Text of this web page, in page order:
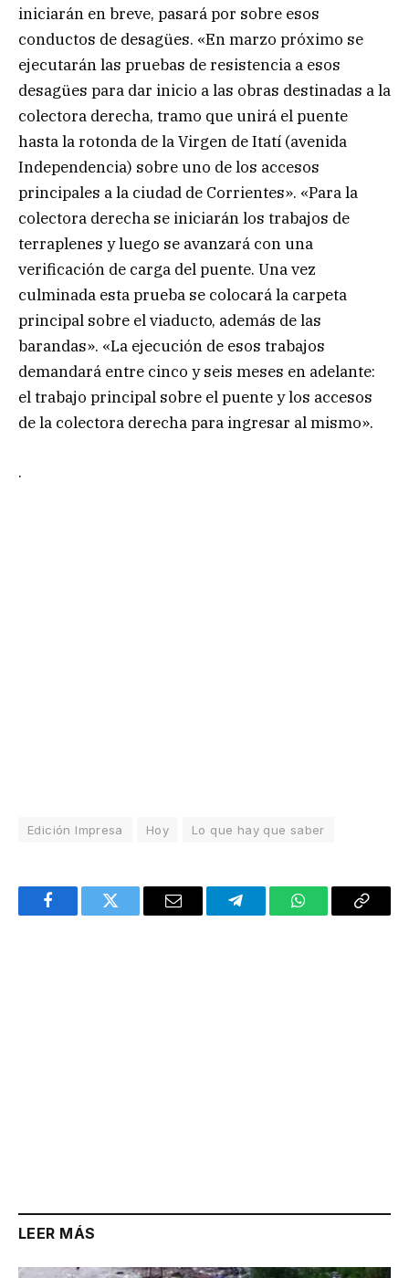
iniciarán en breve, pasará por sobre esos
conductos de desagües. «En marzo próximo se
ejecutarán las pruebas de resistencia a esos
desagües para dar inicio a las obras destinadas a la
colectora derecha, tramo que unirá el puente
hasta la rotonda de la Virgen de Itatí (avenida
Independencia) sobre uno de los accesos
principales a la ciudad de Corrientes». «Para la
colectora derecha se iniciarán los trabajos de
terraplenes y luego se avanzará con una
verificación de carga del puente. Una vez
culminada esta prueba se colocará la carpeta
principal sobre el viaducto, además de las
barandas». «La ejecución de esos trabajos
demandará entre cinco y seis meses en adelante:
el trabajo principal sobre el puente y los accesos
de la colectora derecha para ingresar al mismo».
.
Edición Impresa Hoy Lo que hay que saber
FacebookTwitter Email TelegramWhatsAppCopy
LEER MÁS